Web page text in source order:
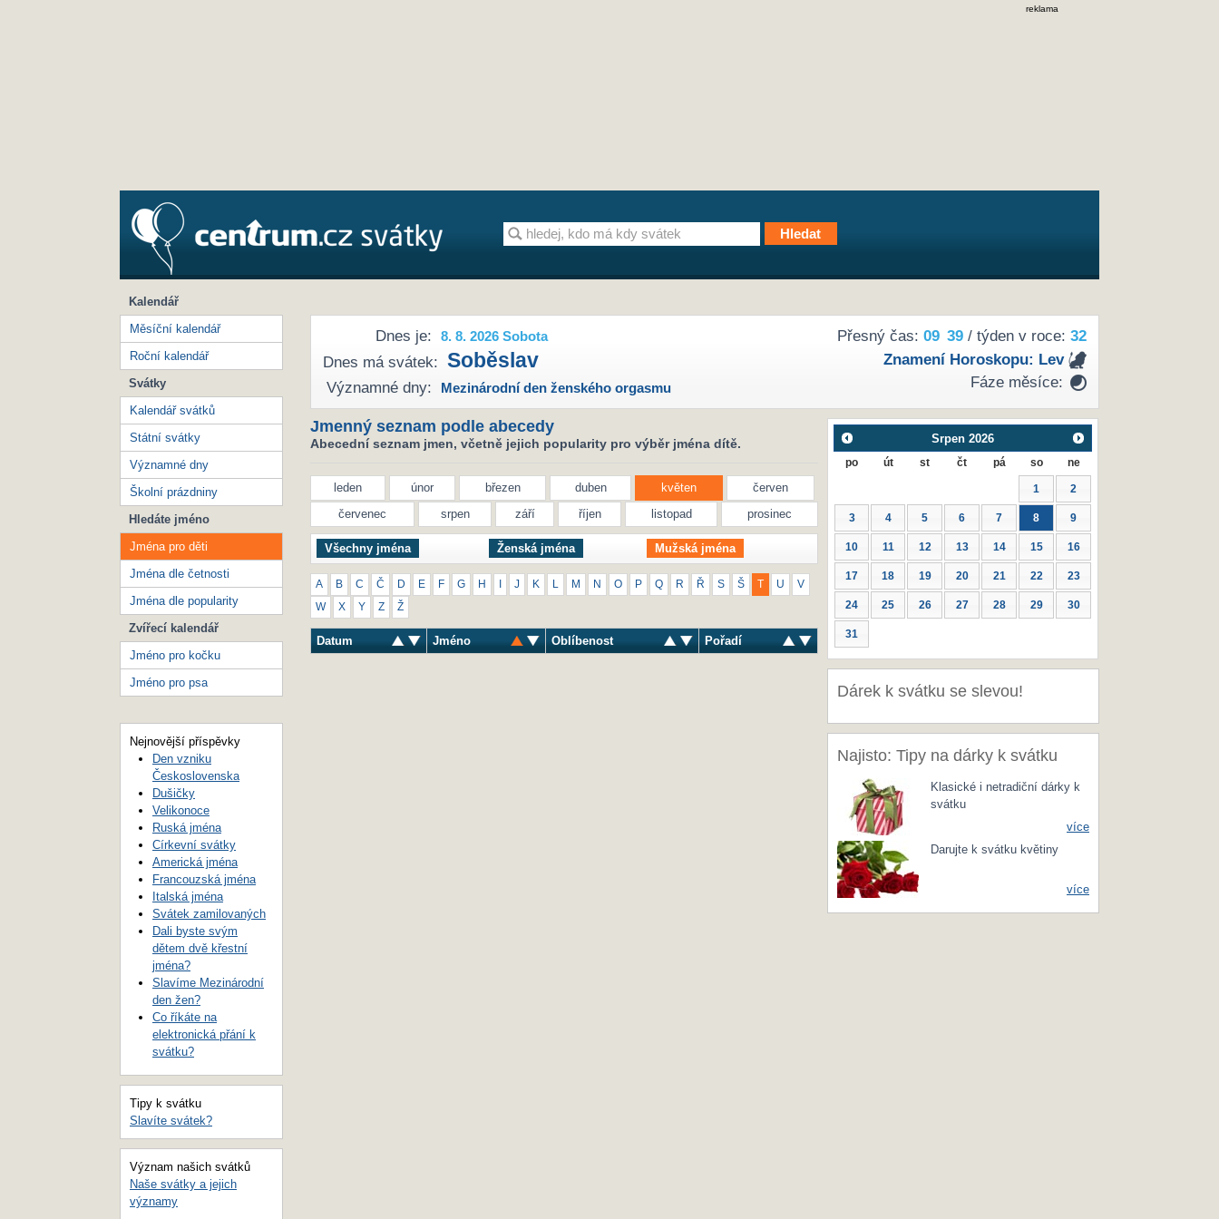
reklama
Přesný čas: 09 39/ týden v roce: 32
Znamení Horoskopu: Lev
Fáze měsíce:
Dnes je: 8. 8. 2026 Sobota
Dnes má svátek: Soběslav
Významné dny: Mezinárodní den ženského orgasmu
Jmenný seznam podle abecedy
Abecední seznam jmen, včetně jejich popularity pro výběr jména dítě.
leden únor březen duben květen
červen
červenec
srpen září říjen listopad prosinec
Všechny jména Ženská jména Mužská jména
A B C Č D E F G H J K M N O P Q R Ř S Š T U V
W X Y Z Ž
Datum Jméno Oblíbenost Pořadí
Srpen 2026
po út st čt pá so ne
1 2
3 4 5 6 7 8 9
10 11 12 13 14 15 16
17 18 19 20 21 22 23
24 25 26 27 28 29 30
31
Dárek k svátku se slevou!
Najisto: Tipy na dárky k svátku
Klasické i netradiční dárky k
svátku
více
Darujte k svátku květiny
více
Kalendář
Měsíční kalendář
Roční kalendář
Svátky
Kalendář svátků
Státní svátky
Významné dny
Školní prázdniny
Hledáte jméno
Jména pro děti
Jména dle četnosti
Jména dle popularity
Zvířecí kalendář
Jméno pro kočku
Jméno pro psa
Nejnovější příspěvky
Den vzniku
Československa
Dušičky
Velikonoce
Ruská jména
Církevní svátky
Americká jména
Francouzská jména
Italská jména
Svátek zamilovaných
Dali byste svým
dětem dvě křestní
jména?
Slavíme Mezinárodní
den žen?
Co říkáte na
elektronická přání k
svátku?
Tipy k svátku
Slavíte svátek?
Význam našich svátků
Naše svátky a jejich
významy